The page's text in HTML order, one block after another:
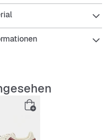
Branding an den
auf der Zunge sind eine
des Sneakers. Egal,
bist oder in der